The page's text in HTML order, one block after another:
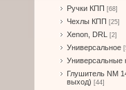
Ручки КПП [68]
Чехлы КПП [25]
Xenon, DRL [2]
Универсальное
Универсальные
Глушитель NM
выход) [44]